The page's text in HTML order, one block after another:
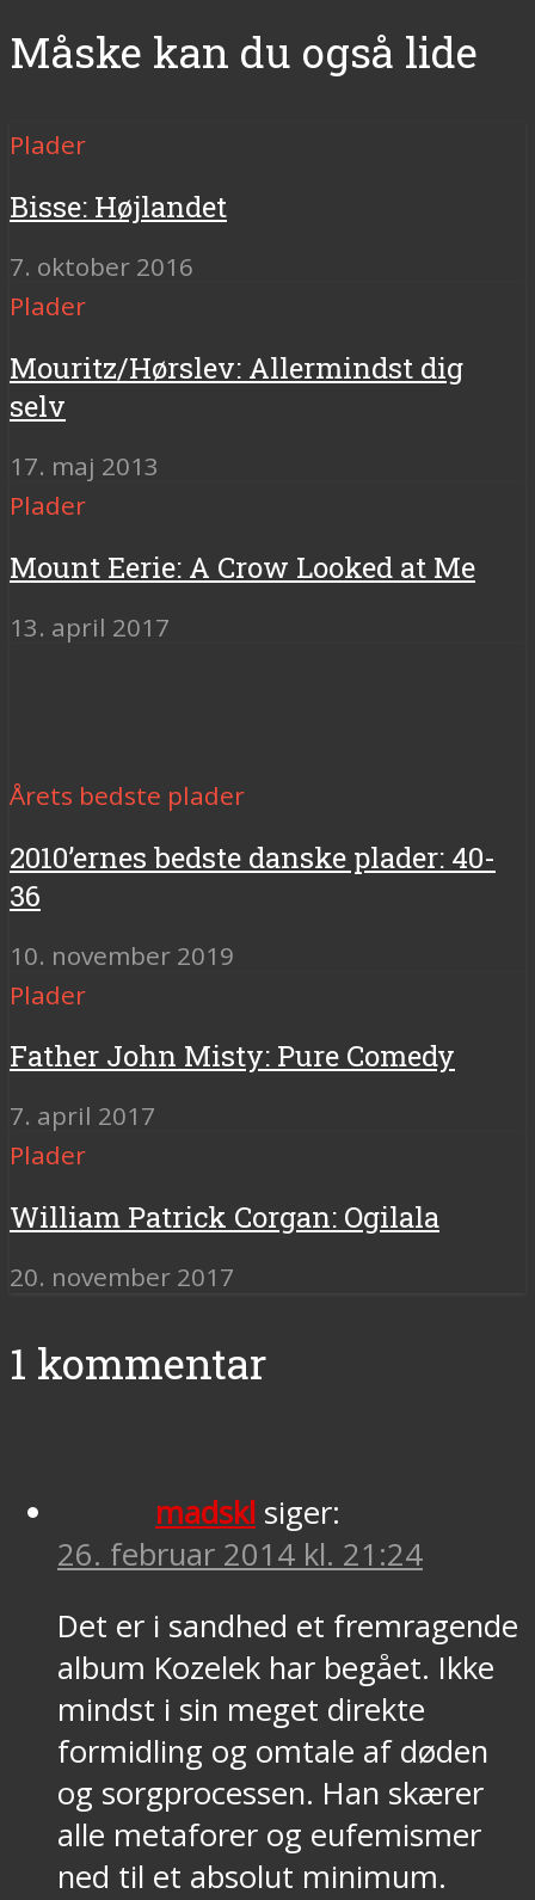
Måske kan du også lide
Plader
Bisse: Højlandet
7. oktober 2016
Plader
Mouritz/Hørslev: Allermindst dig
selv
17. maj 2013
Plader
Mount Eerie: A Crow Looked at Me
13. april 2017
Årets bedste plader
2010’ernes bedste danske plader: 40-
36
10. november 2019
Plader
Father John Misty: Pure Comedy
7. april 2017
Plader
William Patrick Corgan: Ogilala
20. november 2017
1 kommentar
madskl siger:
26. februar 2014 kl. 21:24
Det er i sandhed et fremragende
album Kozelek har begået. Ikke
mindst i sin meget direkte
formidling og omtale af døden
og sorgprocessen. Han skærer
alle metaforer og eufemismer
ned til et absolut minimum.